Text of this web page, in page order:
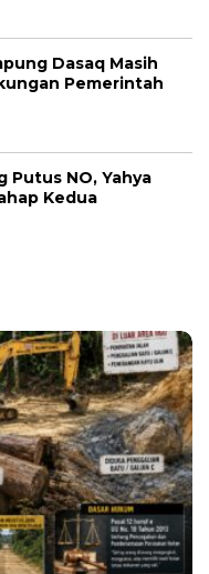
Dasaq Masih
Pemerintah
Putus NO, Yahya
Kedua